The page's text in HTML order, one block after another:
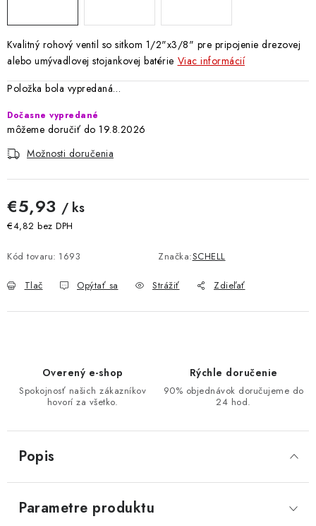
Kvalitný rohový ventil so sitkom 1/2"x3/8" pre pripojenie drezovej
alebo umývadlovej stojankovej batérie Viac informácií
Položka bola vypredaná…
Dočasne vypredané
19.8.2026
Možnosti doručenia
€5,93 / ks
€4,82 bez DPH
Kód tovaru: 1693 Značka:SCHELL
Tlač Opýtať sa Strážiť Zdieľať
Overený e-shop
Spokojnosť našich zákazníkov
hovorí za všetko.
Rýchle doručenie
90% objednávok doručujeme do
24 hod.
Popis
Parametre produktu